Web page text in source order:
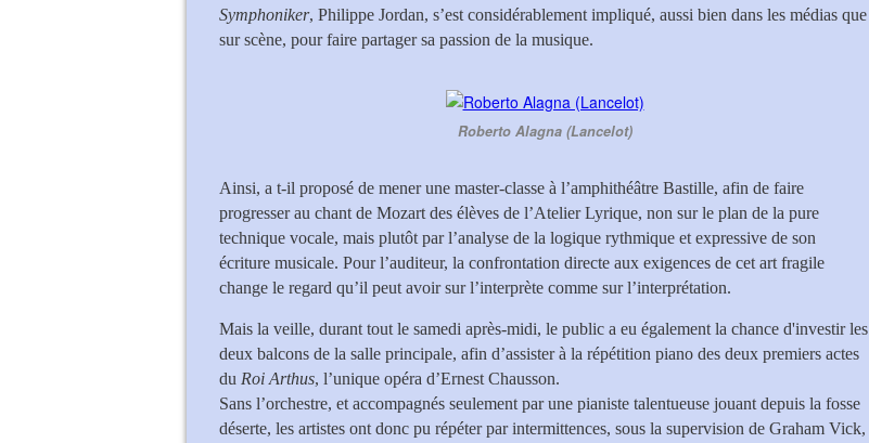
Symphoniker, Philippe Jordan, s’est considérablement impliqué, aussi bien dans les médias que
sur scène, pour faire partager sa passion de la musique.
Roberto Alagna (Lancelot)
Ainsi, a t-il proposé de mener une master-classe à l’amphithéâtre Bastille, afin de faire
progresser au chant de Mozart des élèves de l’Atelier Lyrique, non sur le plan de la pure
technique vocale, mais plutôt par l’analyse de la logique rythmique et expressive de son
écriture musicale. Pour l’auditeur, la confrontation directe aux exigences de cet art fragile
change le regard qu’il peut avoir sur l’interprète comme sur l’interprétation.
Mais la veille, durant tout le samedi après-midi, le public a eu également la chance d'investir les
deux balcons de la salle principale, afin d’assister à la répétition piano des deux premiers actes
du Roi Arthus, l’unique opéra d’Ernest Chausson.
Sans l’orchestre, et accompagnés seulement par une pianiste talentueuse jouant depuis la fosse
déserte, les artistes ont donc pu répéter par intermittences, sous la supervision de Graham Vick,